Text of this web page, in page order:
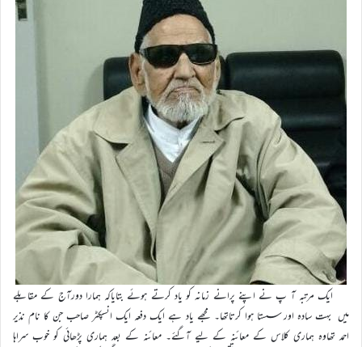
ایک مرتبہ آ پ نے اپنے پرانے زمانہ کو یاد کرتے ہوئے بتایاکہ ہمارا دورآج کے مقابلے
میں بہت سادہ اور سستا ہوا کرتاتھا۔ مجھے یاد ہے ایک دفعہ ایک انسپکٹر صاحب جن کا نام نذیر
احمد تھاوہ ہماری کلاس کے معائنہ کے لیے آگئے۔ معائنہ کے بعد ہماری پڑھائی کو خوب سراہا